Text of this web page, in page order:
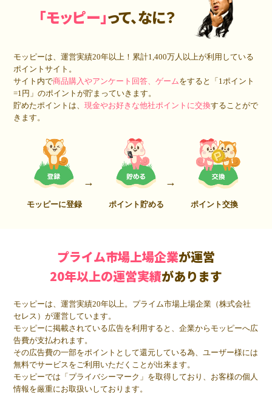
「モッピー」って、なに？
モッピーは、運営実績20年以上！累計1,400万人 以上が利用している
ポイントサイト。
サイト内で商品購入やアンケート回答、ゲームをすると「1ポイント
=1円」のポイントが貯まっていきます。
貯めたポイントは、現金やお好きな他社ポイントに交換することがで
きます。
モッピーに登録 ポイント貯める ポイント交換
プライム市場上場企業が運営
20年以上の運営実績があります
モッピーは、運営実績20年以上。プライム市場上場企業（株式会社
セレス）が運営しています。
モッピーに掲載されている広告を利用すると、企業からモッピーへ広
告費が支払われます。
その広告費の一部をポイントとして還元している為、ユーザー様には
無料でサービスをご利用いただくことが出来ます。
モッピーでは「プライバシーマーク」を取得しており、お客様の個人
情報を厳重にお取扱いしております。